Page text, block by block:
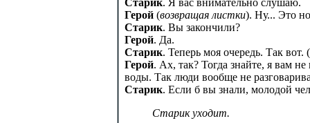
Старик. Я вас внимательно слушаю.
Герой (возвращая листки). Ну... Это
Старик. Вы закончили?
Герой. Да.
Старик. Теперь моя очередь. Так вот. (
Герой. Ах, так? Тогда знайте, я вам
воды. Так люди вообще не
Старик. Если б вы знали, молодой
Старик уходит.